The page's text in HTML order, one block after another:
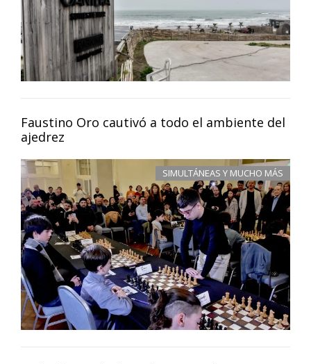
Faustino Oro cautivó a todo el ambiente del
ajedrez
SIMULTÁNEAS Y MUCHO MÁS